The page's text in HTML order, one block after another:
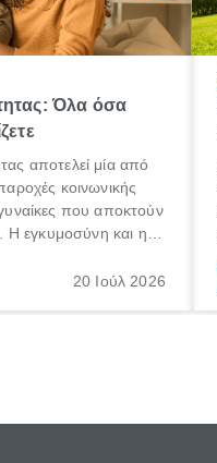
Όλα όσα
αποτελεί μία από
κοινωνικής
που αποκτούν
Η εγκυμοσύνη και η
στη ζωή κάθε20 Ιούλ 2026